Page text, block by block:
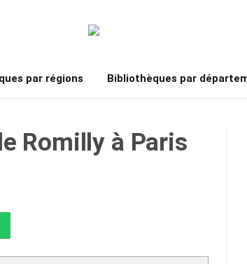
par régions Bibliothèques par
Romilly à Paris